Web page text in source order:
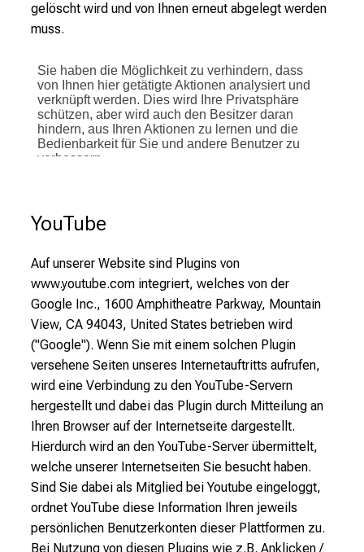
gelöscht wird und von Ihnen erneut abgelegt werden
muss.
YouTube
Auf unserer Website sind Plugins von
www.youtube.com integriert, welches von der
Google Inc., 1600 Amphitheatre Parkway, Mountain
View, CA 94043, United States betrieben wird
("Google"). Wenn Sie mit einem solchen Plugin
versehene Seiten unseres Internetauftritts aufrufen,
wird eine Verbindung zu den YouTube-Servern
hergestellt und dabei das Plugin durch Mitteilung an
Ihren Browser auf der Internetseite dargestellt.
Hierdurch wird an den YouTube-Server übermittelt,
welche unserer Internetseiten Sie besucht haben.
Sind Sie dabei als Mitglied bei Youtube eingeloggt,
ordnet YouTube diese Information Ihren jeweils
persönlichen Benutzerkonten dieser Plattformen zu.
Bei Nutzung von diesen Plugins wie z.B. Anklicken /